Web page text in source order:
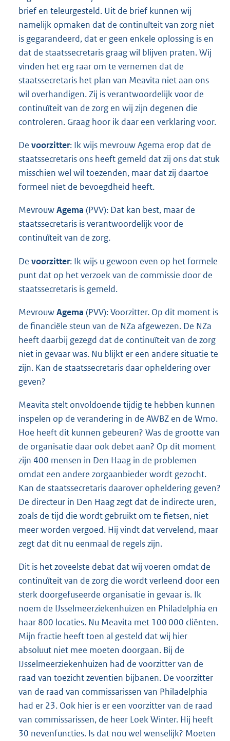
brief en teleurgesteld. Uit de brief kunnen wij
namelijk opmaken dat de continuïteit van zorg niet
is gegarandeerd, dat er geen enkele oplossing is en
dat de staatssecretaris graag wil blijven praten. Wij
vinden het erg raar om te vernemen dat de
staatssecretaris het plan van Meavita niet aan ons
wil overhandigen. Zij is verantwoordelijk voor de
continuïteit van de zorg en wij zijn degenen die
controleren. Graag hoor ik daar een verklaring voor.
De voorzitter: Ik wijs mevrouw Agema erop dat de
staatssecretaris ons heeft gemeld dat zij ons dat stuk
misschien wel wil toezenden, maar dat zij daartoe
formeel niet de bevoegdheid heeft.
MevrouwAgema (PVV): Dat kan best, maar de
staatssecretaris is verantwoordelijk voor de
continuïteit van de zorg.
De voorzitter: Ik wijs u gewoon even op het formele
punt dat op het verzoek van de commissie door de
staatssecretaris is gemeld.
MevrouwAgema (PVV): Voorzitter. Op dit moment is
de financiële steun van de NZa afgewezen. De NZa
heeft daarbij gezegd dat de continuïteit van de zorg
niet in gevaar was. Nu blijkt er een andere situatie te
zijn. Kan de staatssecretaris daar opheldering over
geven?
Meavita stelt onvoldoende tijdig te hebben kunnen
inspelen op de verandering in de AWBZ en de Wmo.
Hoe heeft dit kunnen gebeuren? Was de grootte van
de organisatie daar ook debet aan? Op dit moment
zijn 400 mensen in Den Haag in de problemen
omdat een andere zorgaanbieder wordt gezocht.
Kan de staatssecretaris daarover opheldering geven?
De directeur in Den Haag zegt dat de indirecte uren,
zoals de tijd die wordt gebruikt om te fietsen, niet
meer worden vergoed. Hij vindt dat vervelend, maar
zegt dat dit nu eenmaal de regels zijn.
Dit is het zoveelste debat dat wij voeren omdat de
continuïteit van de zorg die wordt verleend door een
sterk doorgefuseerde organisatie in gevaar is. Ik
noem de IJsselmeerziekenhuizen en Philadelphia en
haar 800 locaties. Nu Meavita met 100 000 cliënten.
Mijn fractie heeft toen al gesteld dat wij hier
absoluut niet mee moeten doorgaan. Bij de
IJsselmeerziekenhuizen had de voorzitter van de
raad van toezicht zeventien bijbanen. De voorzitter
van de raad van commissarissen van Philadelphia
had er 23. Ook hier is er een voorzitter van de raad
van commissarissen, de heer Loek Winter. Hij heeft
30 nevenfuncties. Is dat nou wel wenselijk? Moeten